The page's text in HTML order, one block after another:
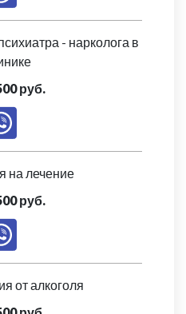
- нарколога в
руб.
на лечение
руб.
от алкоголя